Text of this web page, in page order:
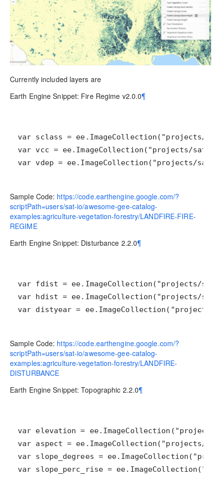
Currently included layers are
Earth Engine Snippet: Fire Regime v2.0.0¶
var vdep = ee.ImageCollection("projects/
Sample Code: https://code.earthengine.google.com/?
scriptPath=users/sat-io/awesome-gee-catalog-
examples:agriculture-vegetation-forestry/LANDFIRE-FIRE-
REGIME
Earth Engine Snippet: Disturbance 2.2.0¶
var distyear = ee.ImageCollection("projects/
Sample Code: https://code.earthengine.google.com/?
scriptPath=users/sat-io/awesome-gee-catalog-
examples:agriculture-vegetation-forestry/LANDFIRE-
DISTURBANCE
Earth Engine Snippet: Topographic 2.2.0¶
var slope_perc_rise =